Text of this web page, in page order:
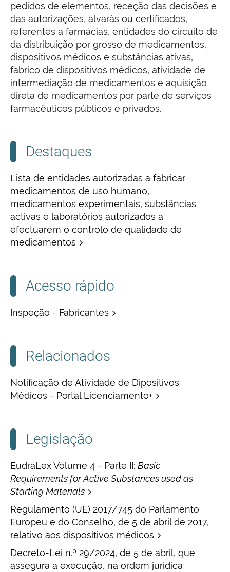
pedidos de elementos, receção das decisões e
das autorizações, alvarás ou certificados,
referentes a farmácias, entidades do circuito de
da distribuição por grosso de medicamentos,
dispositivos médicos e substâncias ativas,
fabrico de dispositivos médicos, atividade de
intermediação de medicamentos e aquisição
direta de medicamentos por parte de serviços
farmacêuticos públicos e privados.
Destaques
Lista de entidades autorizadas a fabricar
medicamentos de uso humano,
medicamentos experimentais, substâncias
activas e laboratórios autorizados a
efectuarem o controlo de qualidade de
medicamentos
Acesso rápido
Inspeção - Fabricantes
Relacionados
Notificação de Atividade de Dipositivos
Médicos - Portal Licenciamento+
Legislação
EudraLex Volume 4 - Parte II: Basic
Requirements for Active Substances used as
Starting Materials
Regulamento (UE) 2017/745 do Parlamento
Europeu e do Conselho, de 5 de abril de 2017,
relativo aos dispositivos médicos
Decreto-Lei n.º 29/2024, de 5 de abril, que
assegura a execução, na ordem jurídica